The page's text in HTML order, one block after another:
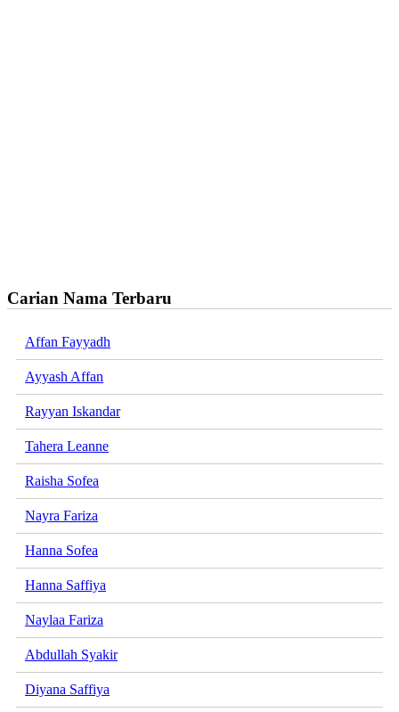
Carian Nama Terbaru
Affan Fayyadh
Ayyash Affan
Rayyan Iskandar
Tahera Leanne
Raisha Sofea
Nayra Fariza
Hanna Sofea
Hanna Saffiya
Naylaa Fariza
Abdullah Syakir
Diyana Saffiya